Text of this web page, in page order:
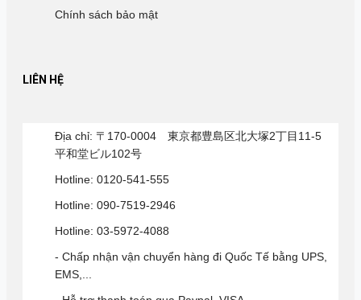
Chính sách bảo mật
LIÊN HỆ
Địa chỉ: 〒170-0004 東京都豊島区北大塚2丁目11-5
平和堂ビル102号
Hotline: 0120-541-555
Hotline: 090-7519-2946
Hotline: 03-5972-4088
- Chấp nhận vận chuyển hàng đi Quốc Tế bằng UPS,
EMS,...